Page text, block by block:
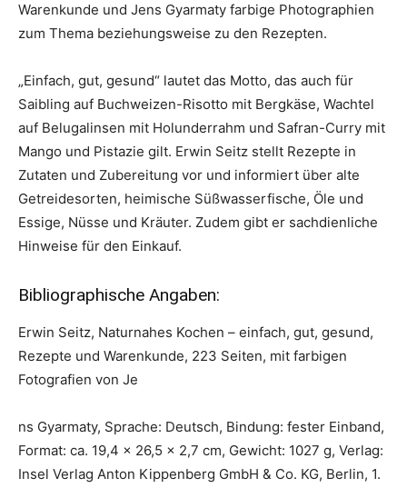
Warenkunde und Jens Gyarmaty farbige Photographien
zum Thema beziehungsweise zu den Rezepten.
„Einfach, gut, gesund“ lautet das Motto, das auch für
Saibling auf Buchweizen-Risotto mit Bergkäse, Wachtel
auf Belugalinsen mit Holunderrahm und Safran-Curry mit
Mango und Pistazie gilt. Erwin Seitz stellt Rezepte in
Zutaten und Zubereitung vor und informiert über alte
Getreidesorten, heimische Süßwasserfische, Öle und
Essige, Nüsse und Kräuter. Zudem gibt er sachdienliche
Hinweise für den Einkauf.
Bibliographische Angaben:
Erwin Seitz, Naturnahes Kochen – einfach, gut, gesund,
Rezepte und Warenkunde, 223 Seiten, mit farbigen
Fotografien von Je
ns Gyarmaty, Sprache: Deutsch, Bindung: fester Einband,
Format: ca. 19,4 × 26,5 × 2,7 cm, Gewicht: 1027 g, Verlag:
Insel Verlag Anton Kippenberg GmbH & Co. KG, Berlin, 1.